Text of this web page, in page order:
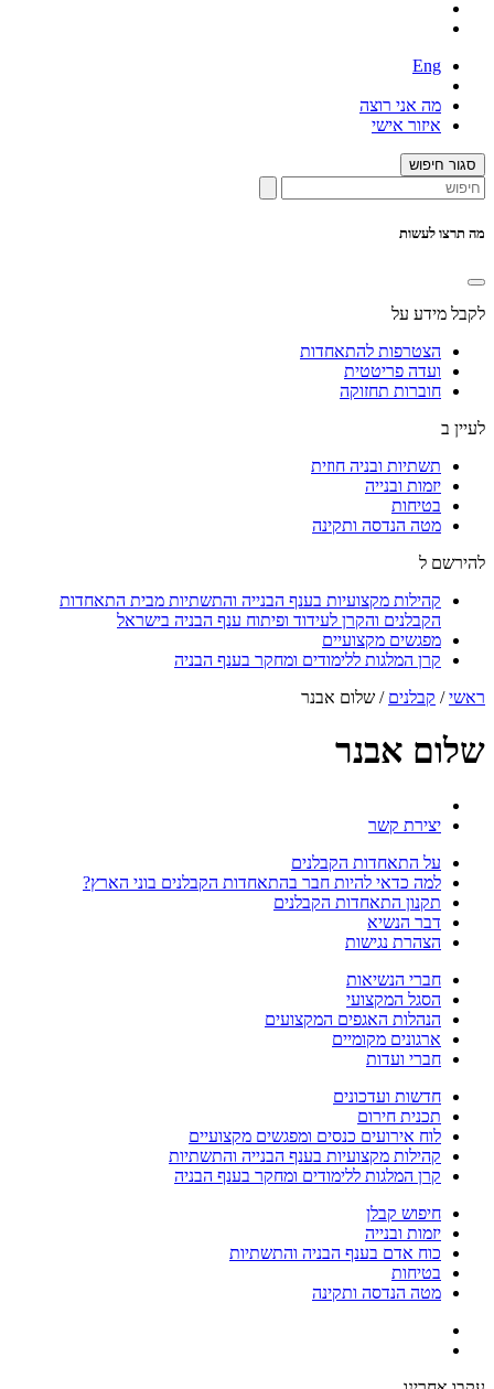
Eng
מה אני רוצה
איזור אישי
סגור חיפוש
מה תרצו לעשות
לקבל מידע על
הצטרפות להתאחדות
ועדה פריטטית
חוברות תחזוקה
לעיין ב
תשתיות ובניה חוזית
יזמות ובנייה
בטיחות
מטה הנדסה ותקינה
להירשם ל
קהילות מקצועיות בענף הבנייה והתשתיות מבית התאחדות
הקבלנים והקרן לעידוד ופיתוח ענף הבניה בישראל
מפגשים מקצועיים
קרן המלגות ללימודים ומחקר בענף הבניה
ראשי/ קבלנים / שלום אבנר
שלום אבנר
יצירת קשר
על התאחדות הקבלנים
למה כדאי להיות חבר בהתאחדות הקבלנים בוני הארץ?
תקנון התאחדות הקבלנים
דבר הנשיא
הצהרת נגישות
חברי הנשיאות
הסגל המקצועי
הנהלות האגפים המקצועים
ארגונים מקומיים
חברי ועדות
חדשות ועדכונים
תכנית חירום
לוח אירועים כנסים ומפגשים מקצועיים
קהילות מקצועיות בענף הבנייה והתשתיות
קרן המלגות ללימודים ומחקר בענף הבניה
חיפוש קבלן
יזמות ובנייה
כוח אדם בענף הבניה והתשתיות
בטיחות
מטה הנדסה ותקינה